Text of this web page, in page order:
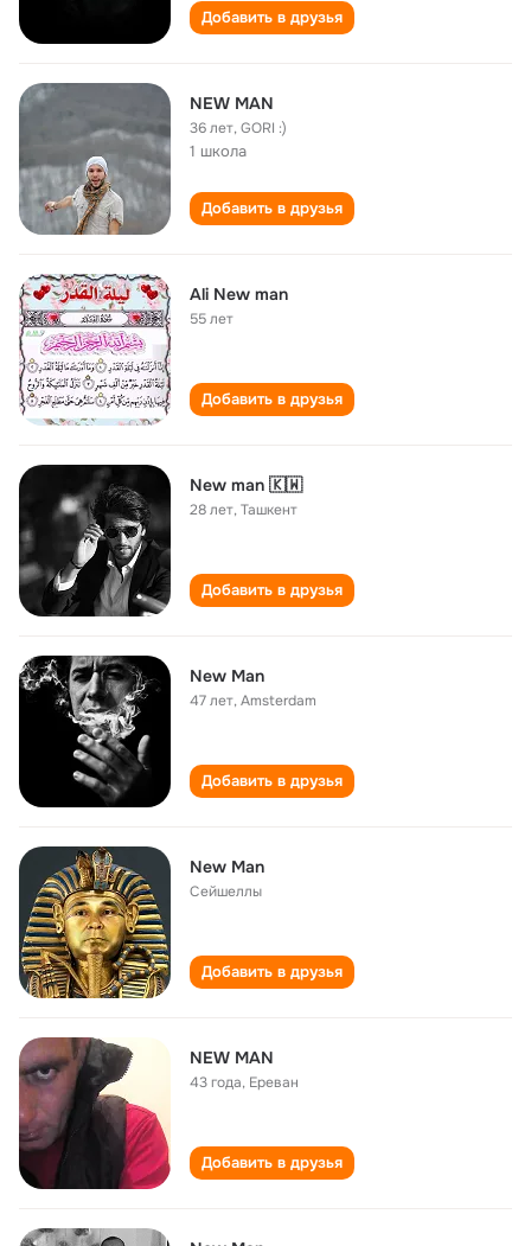
Добавить в друзья
NEW MAN
36 лет,GORI :)
1 школа
Добавить в друзья
Ali New man
55 лет
Добавить в друзья
New man 🇰🇼
28 лет,Ташкент
Добавить в друзья
New Man
47 лет,Amsterdam
Добавить в друзья
New Man
Сейшеллы
Добавить в друзья
NEW MAN
43 года, Ереван
Добавить в друзья